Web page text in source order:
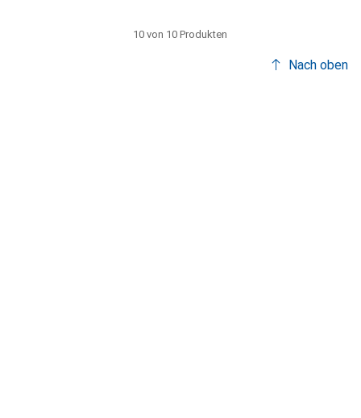
10 von 10 Produkten
Nach oben